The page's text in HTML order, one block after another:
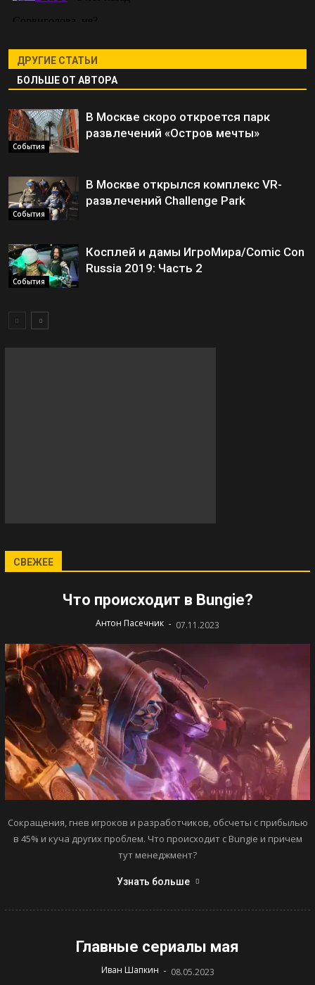
ДРУГИЕ СТАТЬИ
БОЛЬШЕ ОТ АВТОРА
События
В Москве скоро откроется парк
развлечений «Остров мечты»
События
В Москве открылся комплекс VR-
развлечений Challenge Park
События
Косплей и дамы ИгроМира/Comic Con
Russia 2019: Часть 2
СВЕЖЕЕ
Что происходит в Bungie?
Антон Пасечник - 07.11.2023
Сокращения, гнев игроков и разработчиков, обсчеты с прибылью
в 45% и куча других проблем. Что происходит с Bungie и причем
тут менеджмент?
Узнать больше
Главные сериалы мая
Иван Шапкин - 08.05.2023